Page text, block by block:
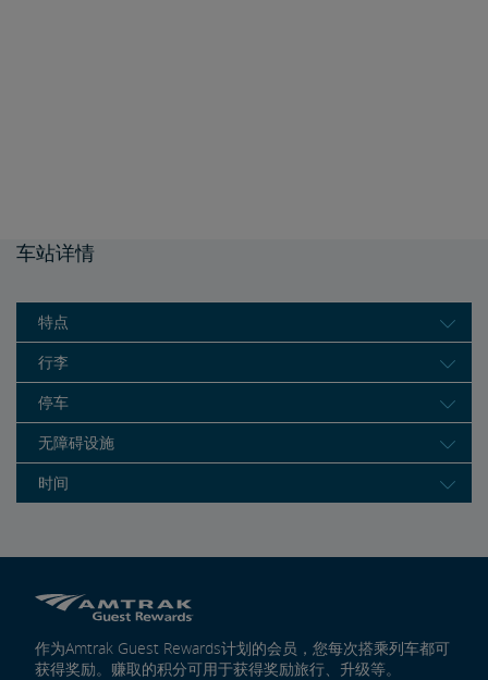
车站详情
特点
行李
停车
无障碍设施
时间
作为Amtrak Guest Rewards计划的会员，您每次搭乘列车都可
获得奖励。赚取的积分可用于获得奖励旅行、升级等。